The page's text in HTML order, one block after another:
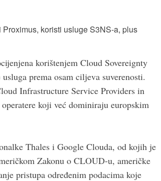
koristi usluge S3NS-a, plus
korištenjem Cloud Sovereignty
prema osam ciljeva suverenosti.
Infrastructure Service Providers in
koji već dominiraju europskim
Thales i Google Clouda, od kojih je
Zakonu o CLOUD-u, američke
pristupa određenim podacima koje